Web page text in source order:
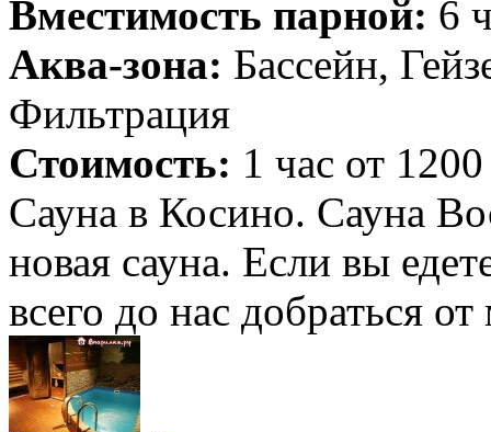
Вместимость парной: 6
Аква-зона: Бассейн,
Фильтрация
Стоимость: 1 час от
Сауна в Косино. Сауна
новая сауна. Если вы
всего до нас добраться